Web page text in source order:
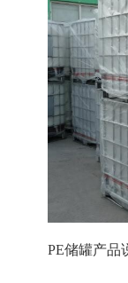
PE储罐产品